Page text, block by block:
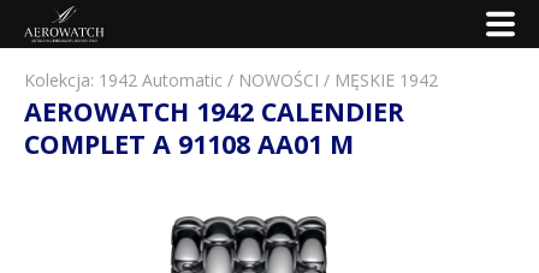
Kolekcja: 1942 Automatic / NOWOŚCI / MĘSKIE 1942
AEROWATCH 1942 CALENDIER
COMPLET A 91108 AA01 M